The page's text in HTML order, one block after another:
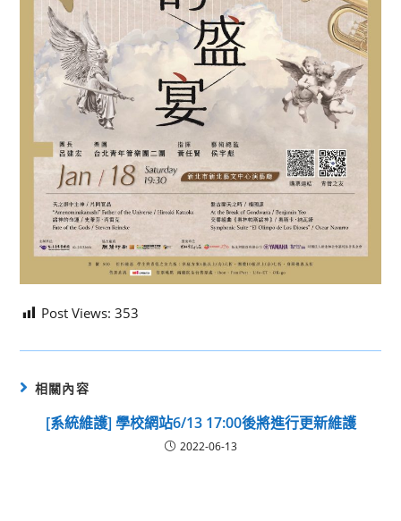
Post Views: 353
相關內容
[系統維護] 學校網站6/13 17:00後將進行更新維護
2022-06-13